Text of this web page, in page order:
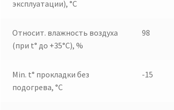
эксплуатации), °C
Относит. влажность воздуха
(при t° до +35°C), %
98
Min. t° прокладки без
подогрева, °C
-15